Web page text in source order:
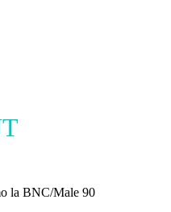
la BNC/Male 90